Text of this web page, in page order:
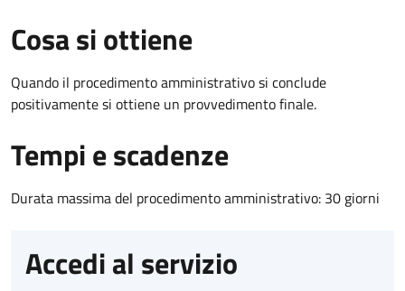
Cosa si ottiene
Quando il procedimento amministrativo si conclude
positivamente si ottiene un provvedimento finale.
Tempi e scadenze
Durata massima del procedimento amministrativo: 30 giorni
Accedi al servizio